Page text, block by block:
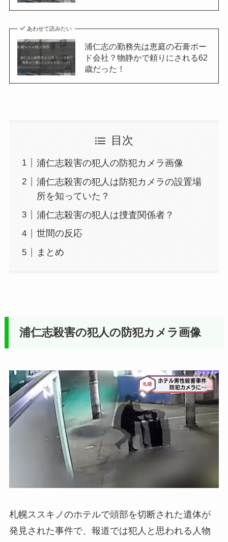
あわせて読みたい
浦仁志の勤務先は恵庭の石膏ボー
ド会社？物静かで頼りにされる62
歳だった！
目次
浦仁志殺害の犯人の防犯カメラ画像
浦仁志殺害の犯人は防犯カメラの設置場
所を知っていた？
浦仁志殺害の犯人は捜査関係者？
世間の反応
まとめ
浦仁志殺害の犯人の防犯カメラ画像
札幌ススキノのホテルで頭部を切断された遺体が
発見された事件で、報道では犯人と思われる人物